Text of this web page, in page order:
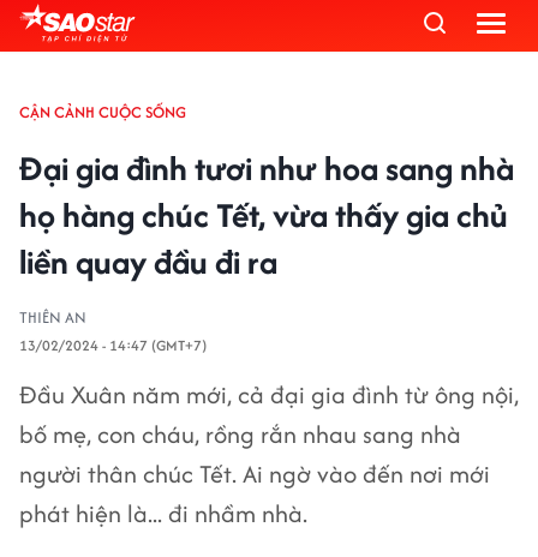
CẬN CẢNH CUỘC SỐNG
Đại gia đình tươi như hoa sang nhà
họ hàng chúc Tết, vừa thấy gia chủ
liền quay đầu đi ra
THIÊN AN
13/02/2024 - 14:47 (GMT+7)
Đầu Xuân năm mới, cả đại gia đình từ ông nội,
bố mẹ, con cháu, rồng rắn nhau sang nhà
người thân chúc Tết. Ai ngờ vào đến nơi mới
phát hiện là... đi nhầm nhà.